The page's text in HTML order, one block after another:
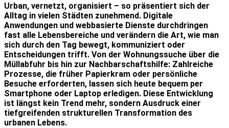
Urban, vernetzt, organisiert – so präsentiert sich der
Alltag in vielen Städten zunehmend. Digitale
Anwendungen und webbasierte Dienste durchdringen
fast alle Lebensbereiche und verändern die Art, wie man
sich durch den Tag bewegt, kommuniziert oder
Entscheidungen trifft. Von der Wohnungssuche über die
Müllabfuhr bis hin zur Nachbarschaftshilfe: Zahlreiche
Prozesse, die früher Papierkram oder persönliche
Besuche erforderten, lassen sich heute bequem per
Smartphone oder Laptop erledigen. Diese Entwicklung
ist längst kein Trend mehr, sondern Ausdruck einer
tiefgreifenden strukturellen Transformation des
urbanen Lebens.